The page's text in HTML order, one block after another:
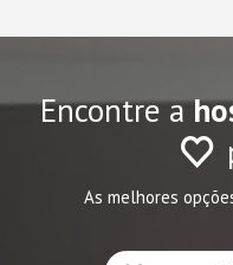
Encontre a
As melhores